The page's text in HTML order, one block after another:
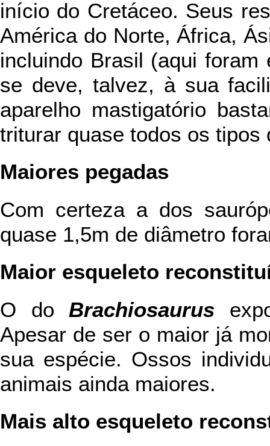
início do Cretáceo. Seus
América do Norte, África,
incluindo Brasil (aqui
se deve, talvez, à sua
aparelho mastigatório
triturar quase todos os tipos
Maiores pegadas
Com certeza a dos
quase 1,5m de diâmetro
Maior esqueleto
O doBrachiosaurus
Apesar de ser o maior já
sua espécie. Ossos
animais ainda maiores.
Mais alto esqueleto